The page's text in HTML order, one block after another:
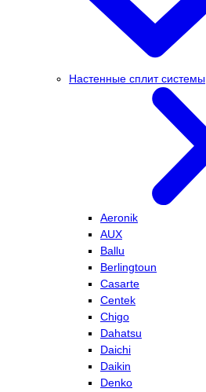
Настенные сплит системы
Aeronik
AUX
Ballu
Berlingtoun
Casarte
Centek
Chigo
Dahatsu
Daichi
Daikin
Denko